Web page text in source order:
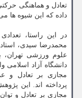
تعادل و هماهنگی
داده که این شیوه ها
در این راستا،
محمدرضا سیدی،
علوم ورزشی تهران،
دانشگاه آزاد اسلامی
مجازی بر تعادل و
پرداخته اند. این
مجازی بر تعادل و